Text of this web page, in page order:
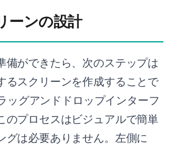
ーンの設計
備ができたら、次のステップは
るスクリーンを作成することで
ッグアンドドロップインターフ
のプロセスはビジュアルで簡単
グは必要ありません。左側に